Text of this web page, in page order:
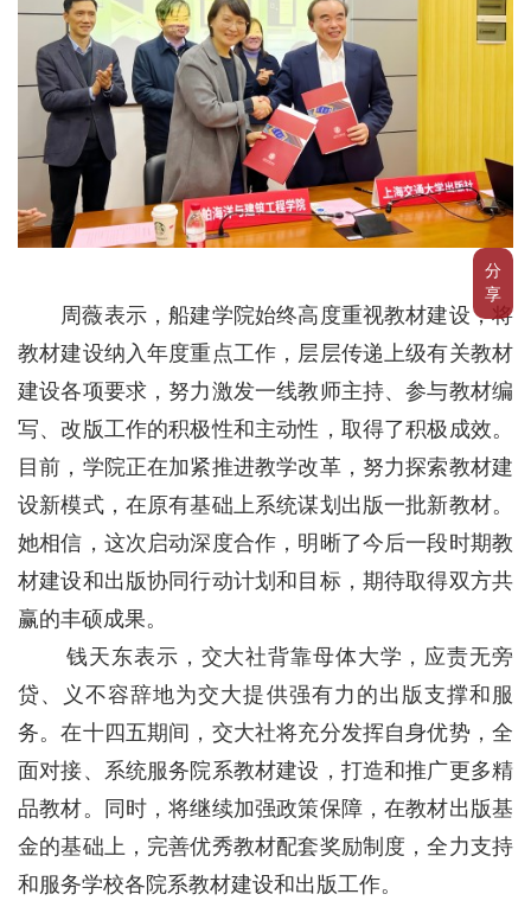
分
享
周薇表示，船建学院始终高度重视教材建设，将
教材建设纳入年度重点工作，层层传递上级有关教材
建设各项要求，努力激发一线教师主持、参与教材编
写、改版工作的积极性和主动性，取得了积极成效。
目前，学院正在加紧推进教学改革，努力探索教材建
设新模式，在原有基础上系统谋划出版一批新教材。
她相信，这次启动深度合作，明晰了今后一段时期教
材建设和出版协同行动计划和目标，期待取得双方共
赢的丰硕成果。
钱天东表示，交大社背靠母体大学，应责无旁
贷、义不容辞地为交大提供强有力的出版支撑和服
务。在十四五期间，交大社将充分发挥自身优势，全
面对接、系统服务院系教材建设，打造和推广更多精
品教材。同时，将继续加强政策保障，在教材出版基
金的基础上，完善优秀教材配套奖励制度，全力支持
和服务学校各院系教材建设和出版工作。